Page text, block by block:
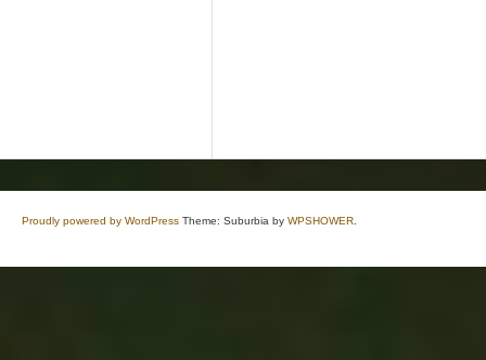
Proudly powered by WordPress Theme: Suburbia by WPSHOWER